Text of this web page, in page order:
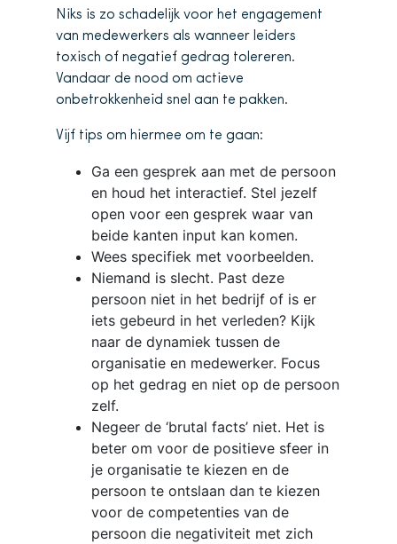
Niks is zo schadelijk voor het engagement
van medewerkers als wanneer leiders
toxisch of negatief gedrag tolereren.
Vandaar de nood om actieve
onbetrokkenheid snel aan te pakken.
Vijf tips om hiermee om te gaan:
Ga een gesprek aan met de persoon
en houd het interactief. Stel jezelf
open voor een gesprek waar van
beide kanten input kan komen.
Wees specifiek met voorbeelden.
Niemand is slecht. Past deze
persoon niet in het bedrijf of is er
iets gebeurd in het verleden? Kijk
naar de dynamiek tussen de
organisatie en medewerker. Focus
op het gedrag en niet op de persoon
zelf.
Negeer de ‘brutal facts’ niet. Het is
beter om voor de positieve sfeer in
je organisatie te kiezen en de
persoon te ontslaan dan te kiezen
voor de competenties van de
persoon die negativiteit met zich